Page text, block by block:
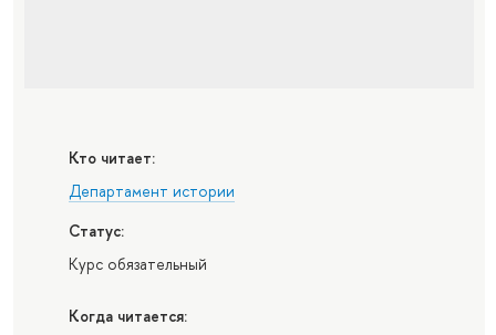
Кто читает:
Департамент истории
Статус:
Курс обязательный
Когда читается: